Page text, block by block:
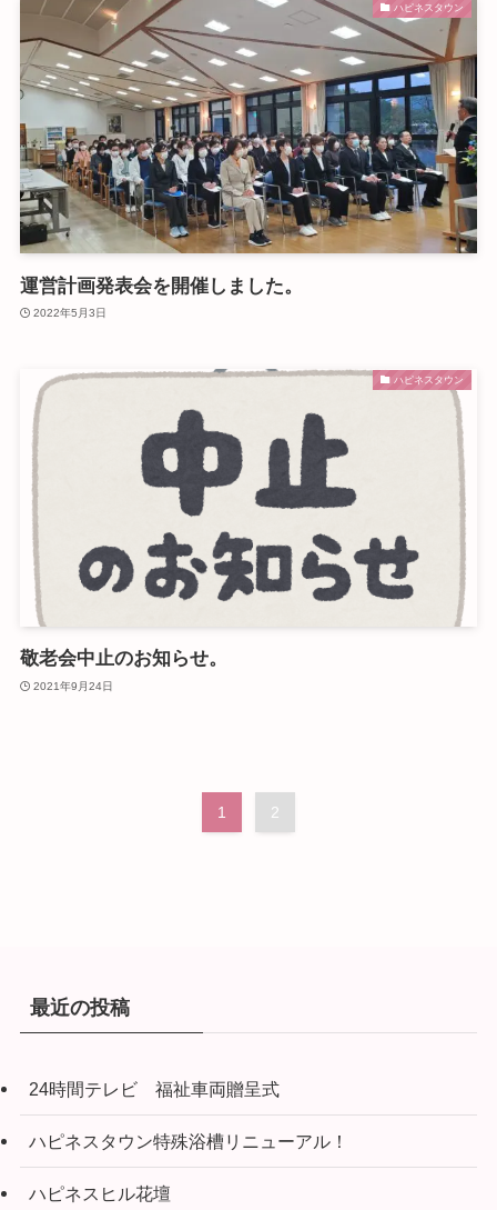
ハピネスタウン
運営計画発表会を開催しました。
2022年5月3日
ハピネスタウン
敬老会中止のお知らせ。
2021年9月24日
1 2
最近の投稿
24時間テレビ 福祉車両贈呈式
ハピネスタウン特殊浴槽リニューアル！
ハピネスヒル花壇